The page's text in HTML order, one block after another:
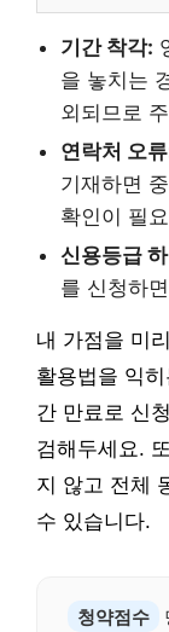
기간 착각:
을 놓치는
외되므로
연락처 오
기재하면
확인이 필
신용등급
를 신청하
내 가점을 미
활용법을 익
간 만료로 신
검해두세요.
지 않고 전체
수 있습니다.
청약점수